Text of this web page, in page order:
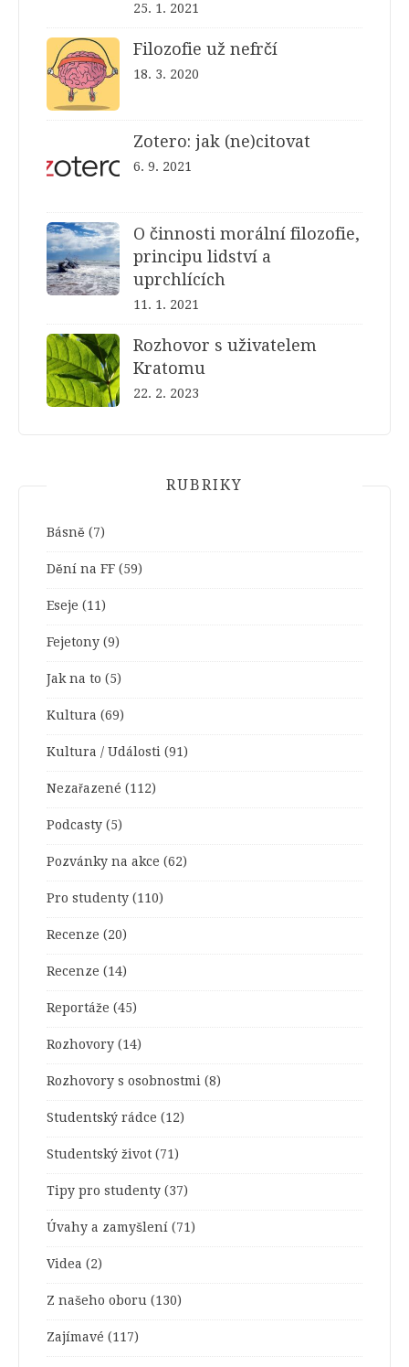
25. 1. 2021
Filozofie už nefrčí
18. 3. 2020
Zotero: jak (ne)citovat
6. 9. 2021
O činnosti morální filozofie,
principu lidství a
uprchlících
11. 1. 2021
Rozhovor s uživatelem
Kratomu
22. 2. 2023
RUBRIKY
Básně (7)
Dění na FF (59)
Eseje (11)
Fejetony (9)
Jak na to (5)
Kultura (69)
Kultura / Události (91)
Nezařazené (112)
Podcasty (5)
Pozvánky na akce (62)
Pro studenty (110)
Recenze (20)
Recenze (14)
Reportáže (45)
Rozhovory (14)
Rozhovory s osobnostmi (8)
Studentský rádce (12)
Studentský život (71)
Tipy pro studenty (37)
Úvahy a zamyšlení (71)
Videa (2)
Z našeho oboru (130)
Zajímavé (117)